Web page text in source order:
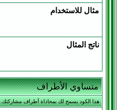
مثال للاستخدام
ناتج المثال
متساوي الأطراف
هذا الكود يسمح لك بمحاذاة أطراف مشاركتك.